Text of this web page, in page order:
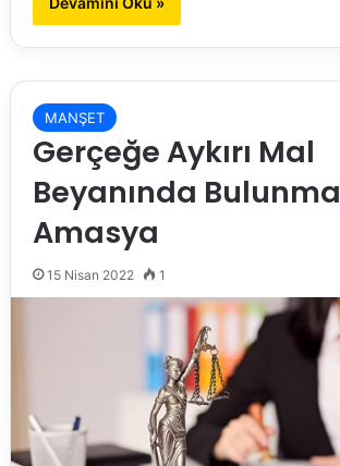
MANŞET
Gerçeğe Aykırı Mal
Beyanında Bulunma
Amasya
15 Nisan 2022 1